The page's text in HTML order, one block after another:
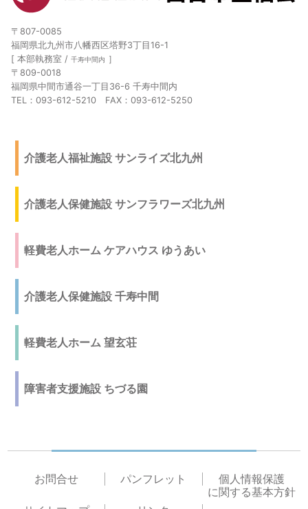
〒807-0085
福岡県北九州市八幡西区塔野3丁目16-1
[ 本部執務室 / 千寿中間内 ］
〒809-0018
福岡県中間市通谷一丁目36-6 千寿中間内
TEL：093-612-5210 FAX：093-612-5250
介護老人福祉施設 サンライズ北九州
介護老人保健施設 サンフラワーズ北九州
軽費老人ホーム ケアハウス ゆうあい
介護老人保健施設 千寿中間
軽費老人ホーム 望玄荘
障害者支援施設 ちづる園
お問合せ パンフレット
個人情報保護
に関する基本方針